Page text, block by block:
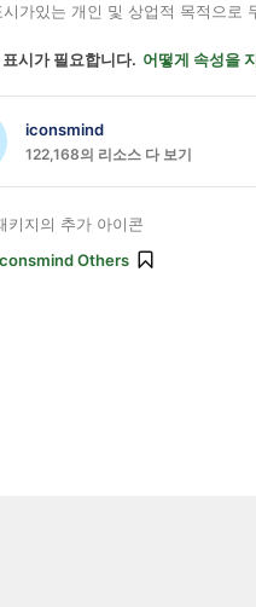
가있는 개인 및 상업적 목적으로
시가 필요합니다. 어떻게 속성을
iconsmind
122,168의 리소스 다 보기
키지의 추가 아이콘
Others